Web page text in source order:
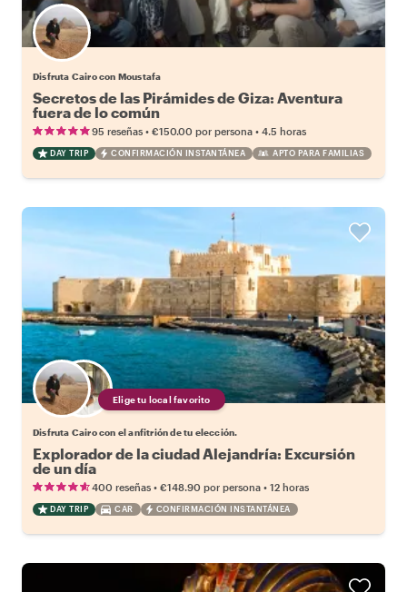
Disfruta Cairo con Moustafa
Secretos de las Pirámides de Giza: Aventura
fuera de lo común
95 reseñas • €150.00 por persona • 4.5 horas
DAY TRIP CONFIRMACIÓN INSTANTÁNEA APTO PARA FAMILIAS
Elige tu local favorito
Disfruta Cairo con el anfitrión de tu elección.
Explorador de la ciudad Alejandría: Excursión
de un día
400 reseñas • €148.90 por persona • 12 horas
DAY TRIP CAR CONFIRMACIÓN INSTANTÁNEA